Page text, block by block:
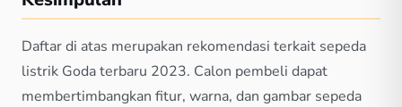
Daftar di atas merupakan rekomendasi terkait sepeda
listrik Goda terbaru 2023. Calon pembeli dapat
membertimbangkan fitur, warna, dan gambar sepeda